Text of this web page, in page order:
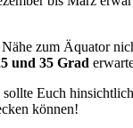
zum Äquator
und 35 Grad
sollte Euch
können!